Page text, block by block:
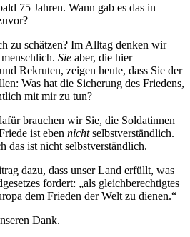
75 Jahren. Wann gab es das in
zu schätzen? Im Alltag denken wir
Sie aber, die hier
Rekruten, zeigen heute, dass Sie der
Was hat die Sicherung des Friedens,
mit mir zu tun?
brauchen wir Sie, die Soldatinnen
ist eben nichtselbstverständlich.
das ist nicht selbstverständlich.
dazu, dass unser Land erfüllt, was
fordert: „als gleichberechtigtes
dem Frieden der Welt zu dienen.“
Dank.